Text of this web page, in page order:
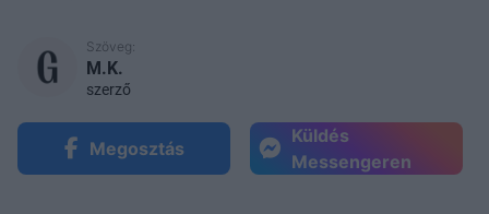
Szöveg:
M.K.
szerző
Megosztás
Küldés
Messengeren